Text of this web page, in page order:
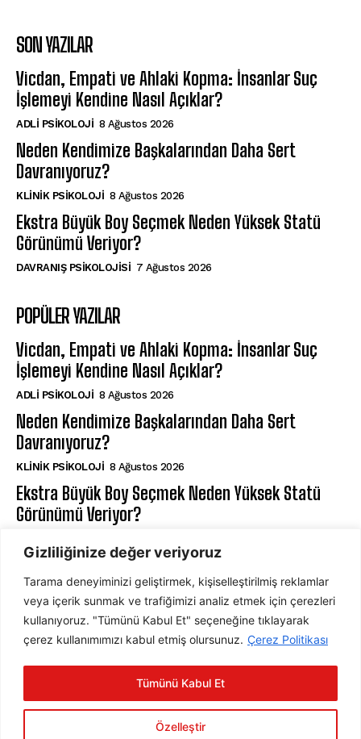
Gizliliğinize değer veriyoruz
Tarama deneyiminizi geliştirmek, kişiselleştirilmiş reklamlar
veya içerik sunmak ve trafiğimizi analiz etmek için çerezleri
kullanıyoruz. "Tümünü Kabul Et" seçeneğine tıklayarak
çerez kullanımımızı kabul etmiş olursunuz. Çerez Politikası
Özelleştir
Tümünü Kabul Et
SON YAZILAR
Vicdan, Empati ve Ahlaki Kopma: İnsanlar Suç
İşlemeyi Kendine Nasıl Açıklar?
ADLI PSIKOLOJI 8 Ağustos 2026
Neden Kendimize Başkalarından Daha Sert
Davranıyoruz?
KLINIK PSIKOLOJI 8 Ağustos 2026
Ekstra Büyük Boy Seçmek Neden Yüksek Statü
Görünümü Veriyor?
DAVRANIŞ PSIKOLOJISI 7 Ağustos 2026
POPÜLER YAZILAR
Vicdan, Empati ve Ahlaki Kopma: İnsanlar Suç
İşlemeyi Kendine Nasıl Açıklar?
ADLI PSIKOLOJI 8 Ağustos 2026
Neden Kendimize Başkalarından Daha Sert
Davranıyoruz?
KLINIK PSIKOLOJI 8 Ağustos 2026
Ekstra Büyük Boy Seçmek Neden Yüksek Statü
Görünümü Veriyor?
ABONE OL
ABONE OL
okudum, onaylıyorum.